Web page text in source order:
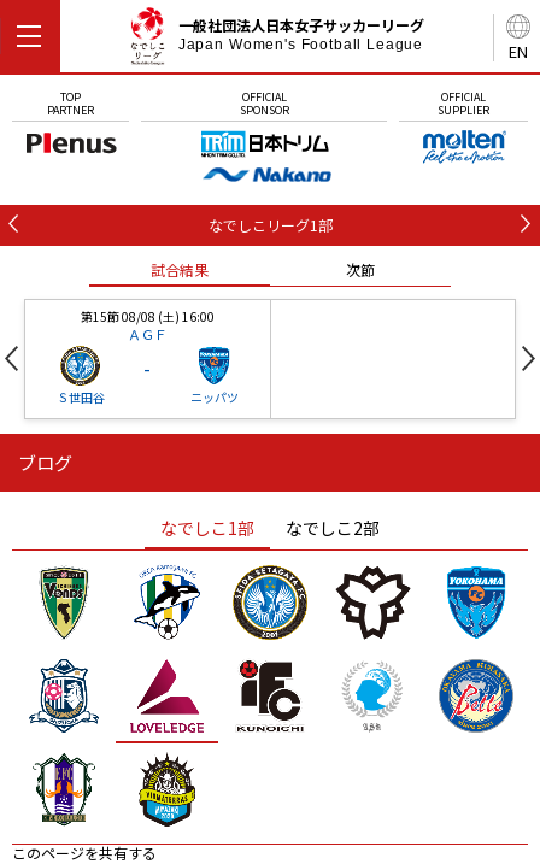
EN
一般社団法人日本女子サッカーリーグ
Japan Women's Football League
TOP
PARTNER
OFFICIAL
SPONSOR
OFFICIAL
SUPPLIER
なでしこリーグ1部
試合結果 次節
第15節 08/08 (土) 16:00
ＡＧＦ
Ｓ世田谷
-
ニッパツ
ニッパツ
ニッパツ 名古屋
石人の星
静岡 愛媛Ｌ
ブログ
なでしこ1部 なでしこ2部
このページを共有する